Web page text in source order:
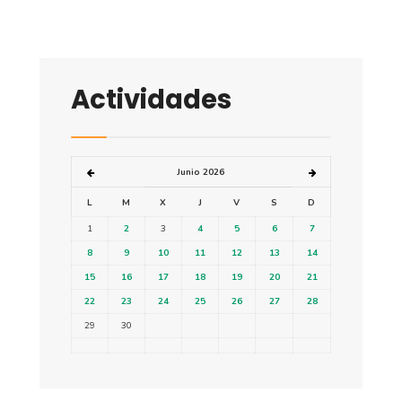
Actividades
Junio 2026
L M X J V S D
1 2 3 4 5 6
7
8
9 10 11 12 13
14
15
16 17 18 19 20
21
22
23 24 25 26 27
28
29
30